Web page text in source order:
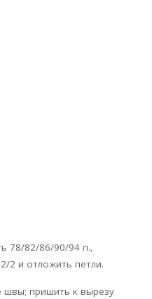
78/82/86/90/94 п.,
2 и отложить петли.
швы; пришить к вырезу